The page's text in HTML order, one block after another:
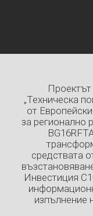
„Техническа
от
за регионално
средствата
Инвестиция
изпълнение